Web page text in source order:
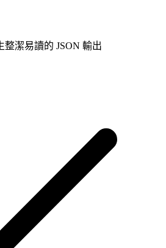
潔易讀的 JSON 輸出